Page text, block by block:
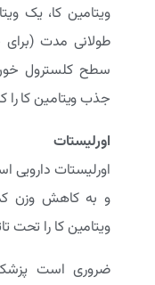
ویتامین کا، یک
طولانی مدت
سطح کلسترول
جذب ویتامین کا
اورلیستات
اورلیستات
و به کاهش وزن
ویتامین کا را تحت
ضروری است